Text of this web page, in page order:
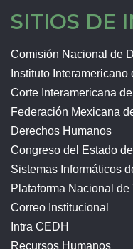
SITIOS DE
Comisión Nacional de
Instituto
Corte Interamericana
Federación Mexicana
Derechos Humanos
Congreso del Estado
Sistemas Informáticos
Plataforma Nacional de
Correo Institucional
Intra CEDH
Recursos Humanos